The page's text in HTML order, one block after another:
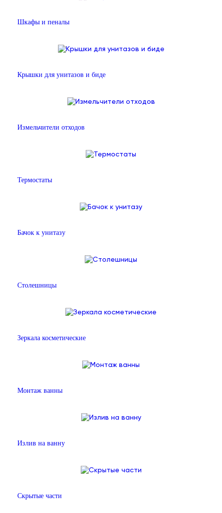
Шкафы и пеналы
Крышки для унитазов и биде
Измельчители отходов
Термостаты
Бачок к унитазу
Столешницы
Зеркала косметические
Монтаж ванны
Излив на ванну
Скрытые части